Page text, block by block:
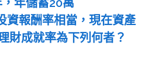
年儲蓄20萬
資報酬率相當，現在資產
財成就率為下列何者？